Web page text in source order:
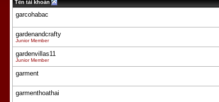
Tên tài khoản
garcohabac
gardenandcrafty
Junior Member
gardenvillas11
Junior Member
garment
garmenthoathai